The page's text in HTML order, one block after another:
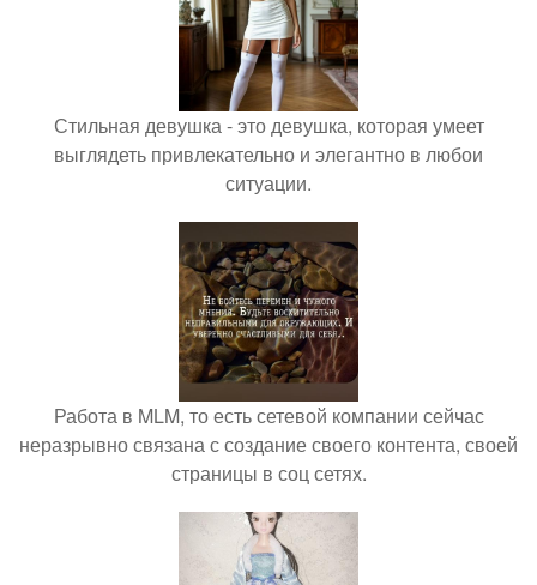
Стильная девушка - это девушка, которая умеет
выглядеть привлекательно и элегантно в любои
ситуации.
Работа в MLM, то есть сетевой компании сейчас
неразрывно связана с создание своего контента, своей
страницы в соц сетях.